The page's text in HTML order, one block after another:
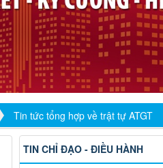
Tin tức tổng hợp về trật tự ATGT
TIN CHỈ ĐẠO - ĐIỀU HÀNH